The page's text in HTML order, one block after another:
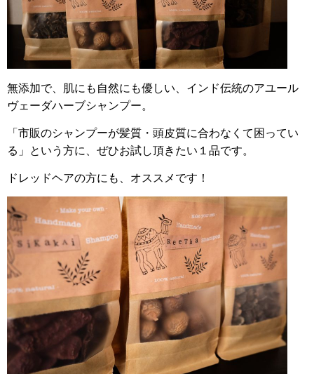
無添加で、肌にも自然にも優しい、インド伝統のアユール
ヴェーダハーブシャンプー。
「市販のシャンプーが髪質・頭皮質に合わなくて困ってい
る」という方に、ぜひお試し頂きたい１品です。
ドレッドヘアの方にも、オススメです！